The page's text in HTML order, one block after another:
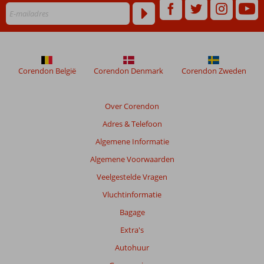
maanden
niet
meer
Over Corendon
Adres & Telefoon
Algemene Informatie
Algemene Voorwaarden
Veelgestelde Vragen
Vluchtinformatie
Bagage
Extra's
Autohuur
Corendon België Corendon Denmark Corendon Zweden